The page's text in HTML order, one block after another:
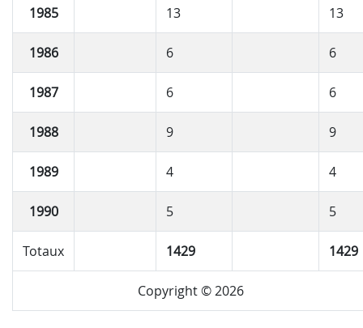
1985 13 13
1986 6 6
1987 6 6
1988 9 9
1989 4 4
1990 5 5
Totaux 1429 1429
Copyright © 2026